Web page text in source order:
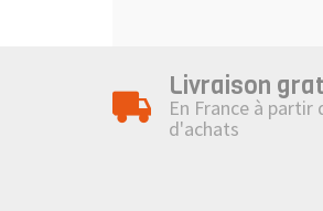
Livraison
En France à partir
d'achats